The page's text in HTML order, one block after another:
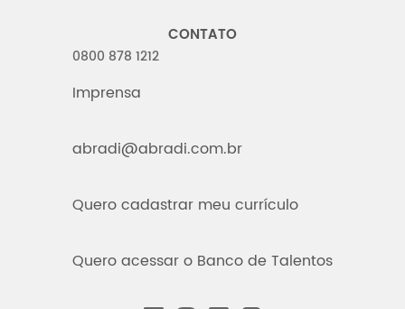
CONTATO
0800 878 1212
Imprensa
abradi@abradi.com.br
Quero cadastrar meu currículo
Quero acessar o Banco de Talentos